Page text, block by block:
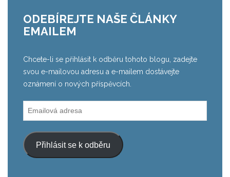
ODEBÍREJTE NAŠE ČLÁNKY
EMAILEM
Chcete-li se přihlásit k odběru tohoto blogu, zadejte
svou e-mailovou adresu a e-mailem dostávejte
oznámení o nových příspěvcích.
Emailová
adresa
Přihlásit se k odběru